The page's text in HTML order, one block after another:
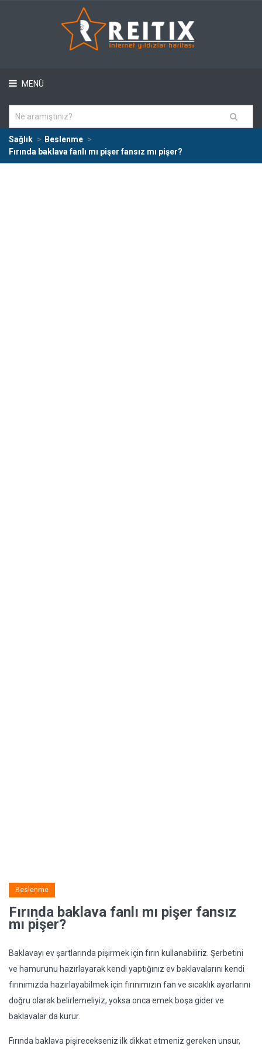
MENÜ
Sağlık
Beslenme
Fırında baklava fanlı mı pişer fansız mı pişer?
Beslenme
Fırında baklava fanlı mı pişer fansız
mı pişer?
Baklavayı ev şartlarında pişirmek için fırın kullanabiliriz. Şerbetini
ve hamurunu hazırlayarak kendi yaptığınız ev baklavalarını kendi
fırınımızda hazırlayabilmek için fırınımızın fan ve sıcaklık ayarlarını
doğru olarak belirlemeliyiz, yoksa onca emek boşa gider ve
baklavalar da kurur.
Fırında baklava pişirecekseniz ilk dikkat etmeniz gereken unsur,